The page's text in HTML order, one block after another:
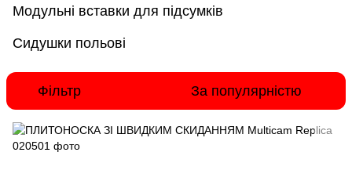
Модульні вставки для підсумків
Сидушки польові
Фільтр За популярністю